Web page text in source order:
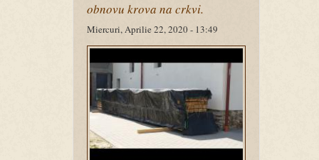
obnovu krova na crkvi.
Miercuri, Aprilie 22, 2020 - 13:49